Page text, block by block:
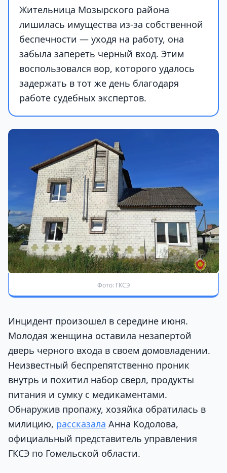
Жительница Мозырского района
лишилась имущества из-за собственной
беспечности — уходя на работу, она
забыла запереть черный вход. Этим
воспользовался вор, которого удалось
задержать в тот же день благодаря
работе судебных экспертов.
Фото: ГКСЭ
Инцидент произошел в середине июня.
Молодая женщина оставила незапертой
дверь черного входа в своем домовладении.
Неизвестный беспрепятственно проник
внутрь и похитил набор сверл, продукты
питания и сумку с медикаментами.
Обнаружив пропажу, хозяйка обратилась в
милицию, рассказала Анна Кодолова,
официальный представитель управления
ГКСЭ по Гомельской области.